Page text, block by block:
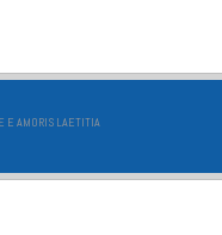
E AMORIS LAETITIA